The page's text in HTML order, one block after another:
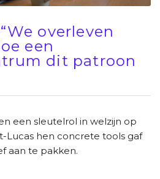
overleven
een
dit patroon
een sleutelrol in welzijn op
Lucas hen concrete tools gaf
aan te pakken.